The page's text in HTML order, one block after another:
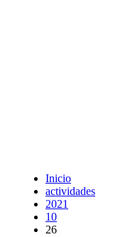
Inicio
actividades
2021
10
26